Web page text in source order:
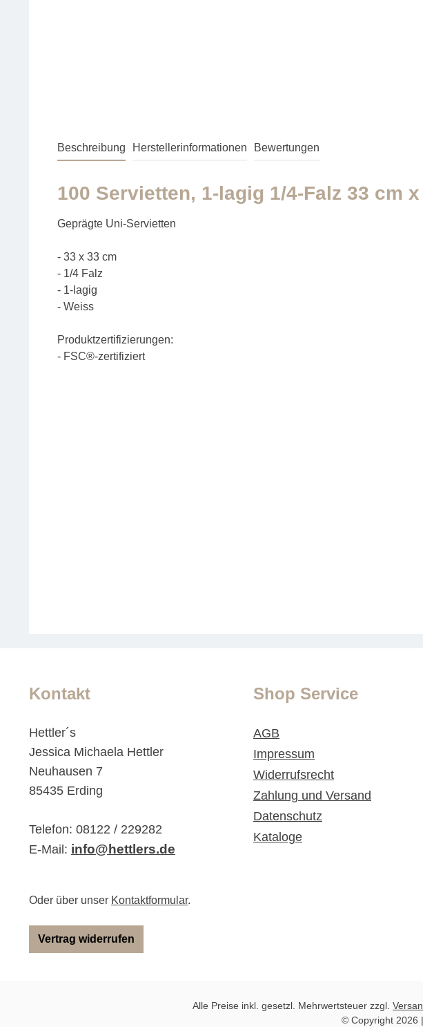
Beschreibung Herstellerinformationen Bewertungen
100 Servietten, 1-lagig 1/4-Falz 33 cm
Geprägte Uni-Servietten
- 33 x 33 cm
- 1/4 Falz
- 1-lagig
- Weiss
Produktzertifizierungen:
- FSC®-zertifiziert
Kontakt
Hettler´s
Jessica Michaela Hettler
Neuhausen 7
85435 Erding
Telefon: 08122 / 229282
E-Mail: info@hettlers.de
Oder über unser Kontaktformular.
Vertrag widerrufen
Shop Service
AGB
Impressum
Widerrufsrecht
Zahlung und Versand
Datenschutz
Kataloge
Alle Preise inkl. gesetzl. Mehrwertsteuer zzgl.
© Copyright 2026